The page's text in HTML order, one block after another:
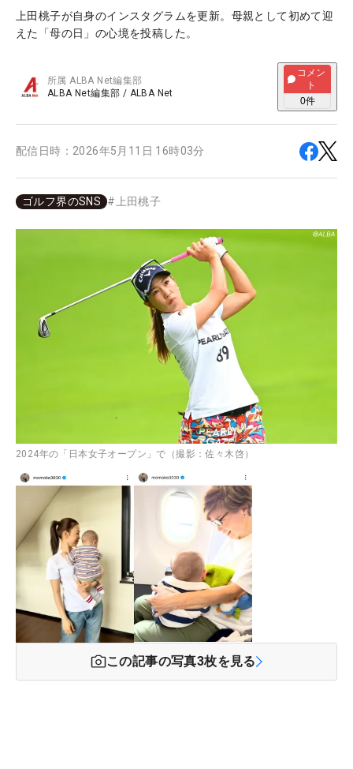
上田桃子が自身のインスタグラムを更新。母親として初めて迎
えた「母の日」の心境を投稿した。
所属ALBA Net編集部
ALBA Net編集部 / ALBA Net
コメン
ト
0件
配信日時： 2026年5月11日 16時03分
ゴルフ界のSNS # 上田桃子
2024年の「日本女子オープン」で（撮影：佐々木啓）
この記事の写真3枚を見る